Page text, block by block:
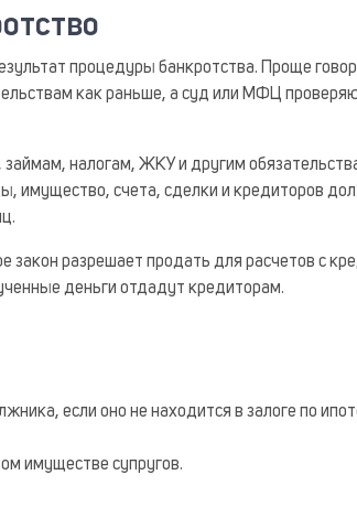
процедуры банкротства. Проще
как раньше, а суд или МФЦ
налогам, ЖКУ и другим
имущество, счета, сделки и кредиторов
разрешает продать для расчетов с
деньги отдадут кредиторам.
если оно не находится в залоге по
имуществе супругов.